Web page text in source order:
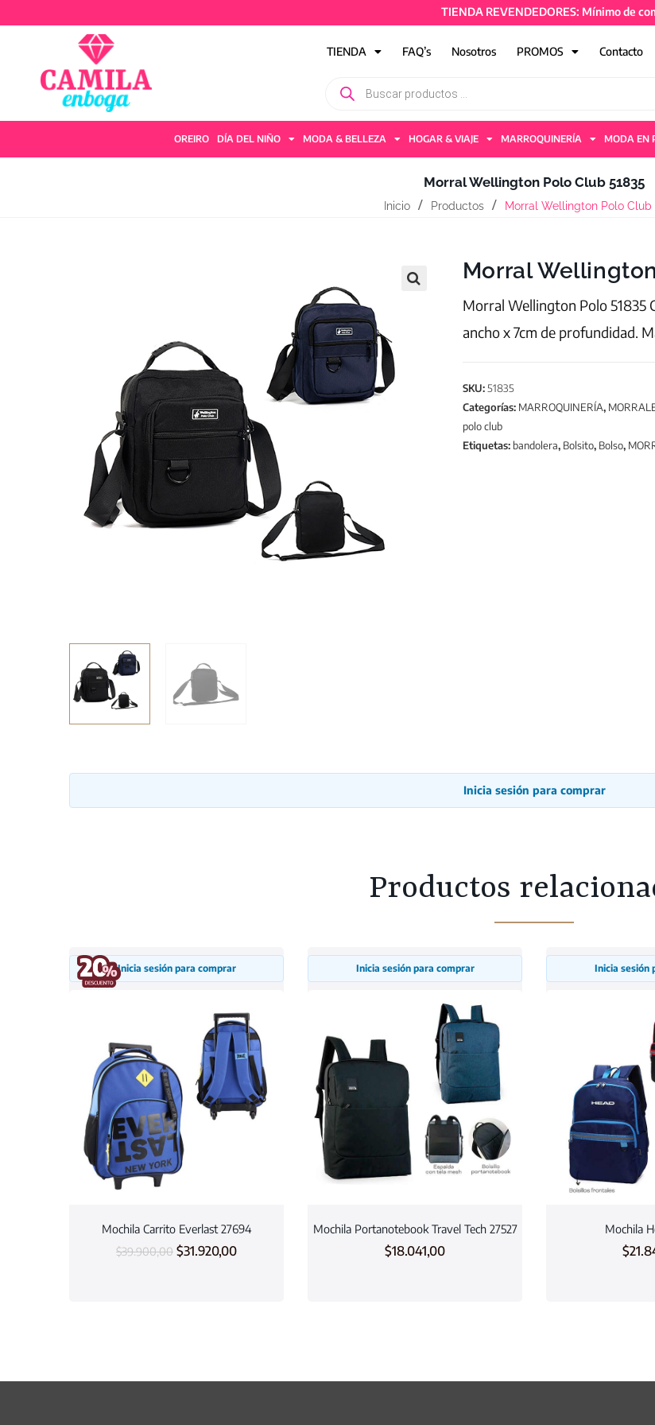
TIENDA REVENDEDORES: Mínimo de
TIENDA FAQ’s Nosotros PROMOS Contacto
OREIRO DÍA DEL NIÑO MODA & BELLEZA HOGAR & VIAJE MARROQUINERÍA MODA EN
Morral Wellington Polo Club 51835
Inicio Productos Morral Wellington Polo Club
Morral
Morral Wellington Polo 51835
ancho x 7cm de profundidad.
SKU: 51835
Categorías: MARROQUINERÍA,
polo club
Etiquetas: bandolera, Bolsito, Bolso,
Inicia sesión para comprar
Productos
Inicia sesión para comprar
Mochila Carrito Everlast 27694
$39.900,00 $31.920,00
Inicia sesión para comprar
Mochila Portanotebook Travel Tech 27527
$18.041,00
Inicia sesión
Mochila
$